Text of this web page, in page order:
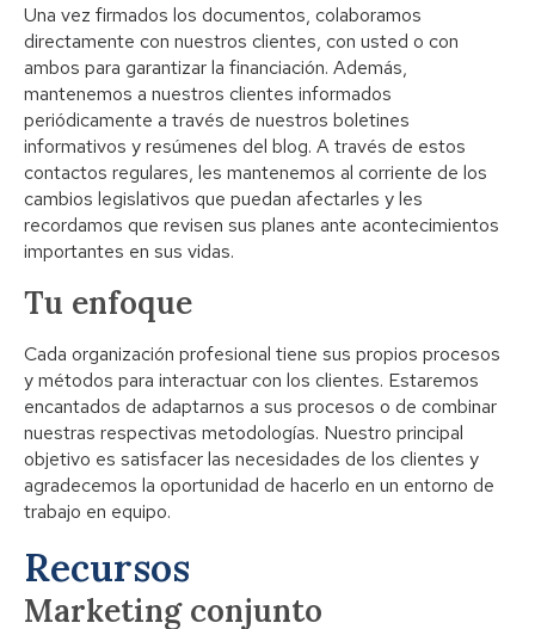
Una vez firmados los documentos, colaboramos
directamente con nuestros clientes, con usted o con
ambos para garantizar la financiación. Además,
mantenemos a nuestros clientes informados
periódicamente a través de nuestros boletines
informativos y resúmenes del blog. A través de estos
contactos regulares, les mantenemos al corriente de los
cambios legislativos que puedan afectarles y les
recordamos que revisen sus planes ante acontecimientos
importantes en sus vidas.
Tu enfoque
Cada organización profesional tiene sus propios procesos
y métodos para interactuar con los clientes. Estaremos
encantados de adaptarnos a sus procesos o de combinar
nuestras respectivas metodologías. Nuestro principal
objetivo es satisfacer las necesidades de los clientes y
agradecemos la oportunidad de hacerlo en un entorno de
trabajo en equipo.
Recursos
Marketing conjunto